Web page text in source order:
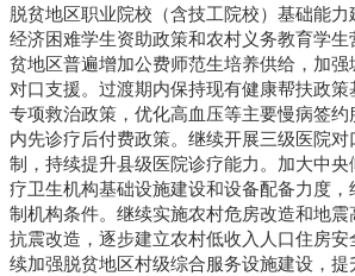
脱贫地区职业院校（含技工院校）基础能
经济困难学生资助政策和农村义务教育学
贫地区普遍增加公费师范生培养供给，加
对口支援。过渡期内保持现有健康帮扶政
专项救治政策，优化高血压等主要慢病签
内先诊疗后付费政策。继续开展三级医院
制，持续提升县级医院诊疗能力。加大中
疗卫生机构基础设施建设和设备配备力度
制机构条件。继续实施农村危房改造和地
抗震改造，逐步建立农村低收入人口住房
续加强脱贫地区村级综合服务设施建设，